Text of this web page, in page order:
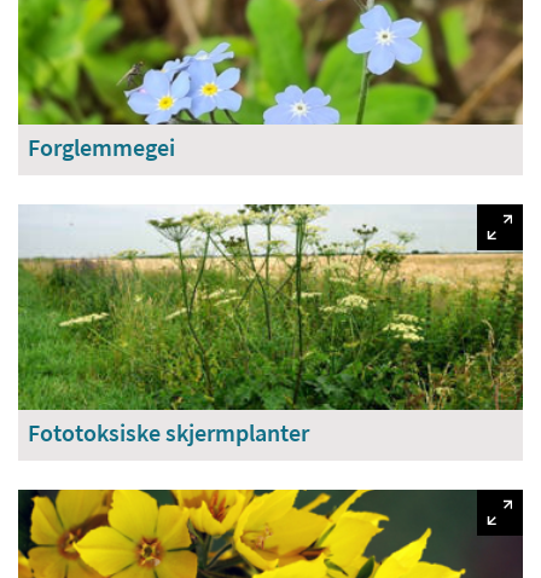
Forglemmegei
Fototoksiske skjermplanter